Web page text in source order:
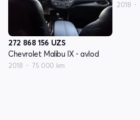
272 868 156 UZS
Chevrolet Malibu IX - avlod
2018 75 000 km
2018